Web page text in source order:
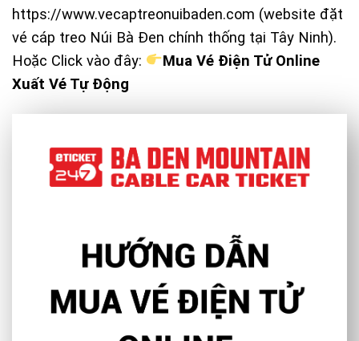
https://www.vecaptreonuibaden.com (website đặt
vé cáp treo Núi Bà Đen chính thống tại Tây Ninh).
Hoặc Click vào đây:
Mua Vé Điện Tử Online
Xuất Vé Tự Động